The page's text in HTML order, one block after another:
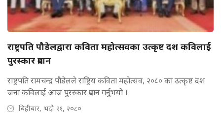
राष्ट्रपति पौडेलद्वारा कविता महोत्सवका उत्कृष्ट दश कविलाई
पुरस्कार प्रदान
राष्ट्रपति रामचन्द्र पौडेलले राष्ट्रिय कविता महोत्सव, २०८० का उत्कृष्ट दश
जना कविलाई आज पुरस्कार प्रदान गर्नुभयो ।
बिहीबार, भदौ २१, २०८०